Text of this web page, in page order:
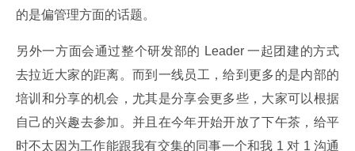
的是偏管理方面的话题。
另外一方面会通过整个研发部的 Leader 一起团建的方式
去拉近大家的距离。而到一线员工，给到更多的是内部的
培训和分享的机会，尤其是分享会更多些，大家可以根据
自己的兴趣去参加。并且在今年开始开放了下午茶，给平
时不太因为工作能跟我有交集的同事一个和我 1 对 1 沟通